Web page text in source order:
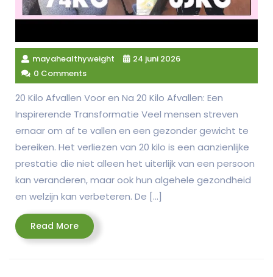
mayahealthyweight
24 juni 2026
0 Comments
20 Kilo Afvallen Voor en Na 20 Kilo Afvallen: Een
Inspirerende Transformatie Veel mensen streven
ernaar om af te vallen en een gezonder gewicht te
bereiken. Het verliezen van 20 kilo is een aanzienlijke
prestatie die niet alleen het uiterlijk van een persoon
kan veranderen, maar ook hun algehele gezondheid
en welzijn kan verbeteren. De […]
Read MoreRead
More